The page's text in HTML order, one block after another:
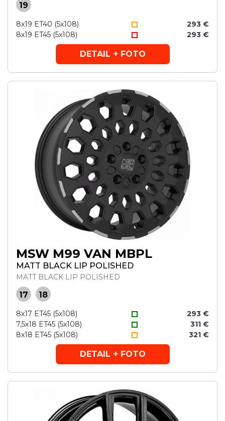
19
8x19 ET40 (5x108)
293 €
8x19 ET45 (5x108)
293 €
DETAIL + FOTO
MSW M99 VAN MBPL
MATT BLACK LIP POLISHED
MATT BLACK LIP POLISHED
17 18
8x17 ET45 (5x108)
293 €
7,5x18 ET45 (5x108)
311 €
8x18 ET45 (5x108)
321 €
DETAIL + FOTO